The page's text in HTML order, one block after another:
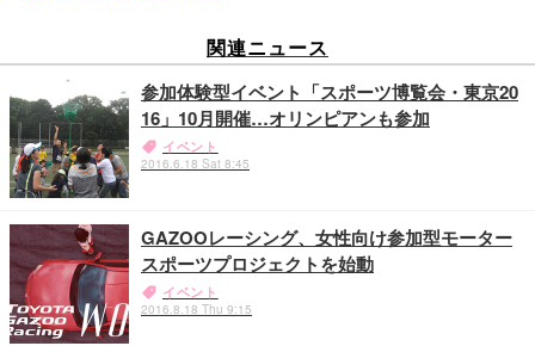
関連ニュース
参加体験型イベント「スポーツ博覧会・東京20
16」10月開催…オリンピアンも参加
イベント
2016.6.18 Sat 8:45
GAZOOレーシング、女性向け参加型モーター
スポーツプロジェクトを始動
イベント
2016.8.18 Thu 9:15